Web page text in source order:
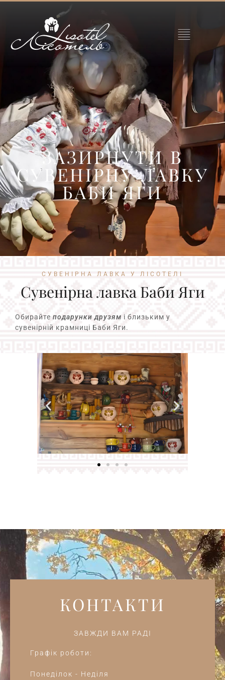
ЗАЗИРНУТИ В
СУВЕНІРНУ ЛАВКУ
БАБИ ЯГИ
СУВЕНІРНА ЛАВКА У ЛІСОТЕЛІ
Сувенірна лавка Баби Яги
Обирайте подарунки друзям і близьким у
сувенірній крамниці Баби Яги.
КОНТАКТИ
ЗАВЖДИ ВАМ РАДІ
Графік роботи:
Понеділок - Неділя